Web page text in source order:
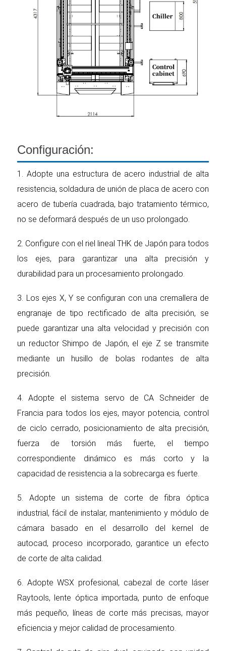
Configuración:
1. Adopte una estructura de acero industrial de alta
resistencia, soldadura de unión de placa de acero con
acero de tubería cuadrada, bajo tratamiento térmico,
no se deformará después de un uso prolongado.
2. Configure con el riel lineal THK de Japón para todos
los ejes, para garantizar una alta precisión y
durabilidad para un procesamiento prolongado.
3. Los ejes X, Y se configuran con una cremallera de
engranaje de tipo rectificado de alta precisión, se
puede garantizar una alta velocidad y precisión con
un reductor Shimpo de Japón, el eje Z se transmite
mediante un husillo de bolas rodantes de alta
precisión.
4. Adopte el sistema servo de CA Schneider de
Francia para todos los ejes, mayor potencia, control
de ciclo cerrado, posicionamiento de alta precisión,
fuerza de torsión más fuerte, el tiempo
correspondiente dinámico es más corto y la
capacidad de resistencia a la sobrecarga es fuerte.
5. Adopte un sistema de corte de fibra óptica
industrial, fácil de instalar, mantenimiento y módulo de
cámara basado en el desarrollo del kernel de
autocad, proceso incorporado, garantice un efecto
de corte de alta calidad.
6. Adopte WSX profesional, cabezal de corte láser
Raytools, lente óptica importada, punto de enfoque
más pequeño, líneas de corte más precisas, mayor
eficiencia y mejor calidad de procesamiento.